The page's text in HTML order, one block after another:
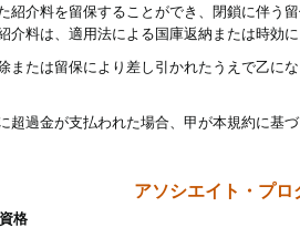
紹介料を留保することができ、閉鎖に伴う
介料は、適用法による国庫返納または時効
または留保により差し引かれたうえで乙に
超過金が支払われた場合、甲が本規約に基
アソシエイト・プ
格